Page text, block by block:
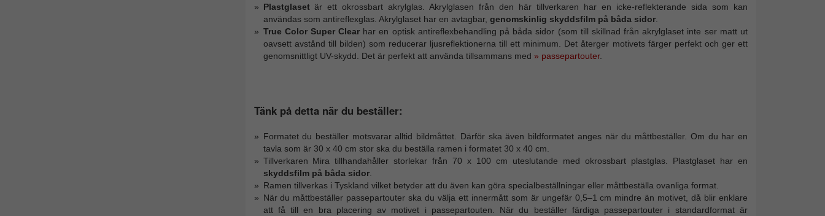
Plastglasetär ett okrossbart akrylglas. Akrylglasen från den här tillverkaren har en icke-reflekterande sida som kan
användas som antireflexglas. Akrylglaset har en avtagbar, genomskinlig skyddsfilm på båda sidor.
True Color Super Clear har en optisk antireflexbehandling på båda sidor (som till skillnad från akrylglaset inte ser matt ut
oavsett avstånd till bilden) som reducerar ljusreflektionerna till ett minimum. Det återger motivets färger perfekt och ger ett
genomsnittligt UV-skydd. Det är perfekt att använda tillsammans med » passepartouter.
Tänk på detta när du beställer:
Formatet du beställer motsvarar alltid bildmåttet. Därför ska även bildformatet anges när du måttbeställer. Om du har en
tavla som är 30 x 40 cm stor ska du beställa ramen i formatet 30 x 40 cm.
Tillverkaren Mira tillhandahåller storlekar från 70 x 100 cm uteslutande med okrossbart plastglas. Plastglaset har en
skyddsfilm på båda sidor.
Ramen tillverkas i Tyskland vilket betyder att du även kan göra specialbeställningar eller måttbeställa ovanliga format.
När du måttbeställer passepartouter ska du välja ett innermått som är ungefär 0,5–1 cm mindre än motivet, då blir enklare
att få till en bra placering av motivet i passepartouten. När du beställer färdiga passepartouter i standardformat är